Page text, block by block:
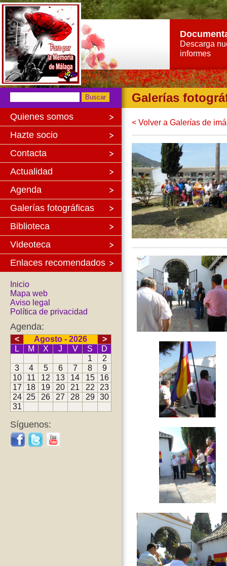
Descarga
informes
Quienes somos
Hazte socio
Contacta
Actualidad
Agenda
Galerías fotográficas
Biblioteca
Videoteca
Enlaces recomendados
Inicio
Mapa web
Aviso legal
Política de privacidad
Agenda:
< Agosto - 2026
>
L
M X J V S
D
1
2
3
4 5 6 7 8
9
10
11 12 13 14 15
16
17
18 19 20 21 22
23
24
25 26 27 28 29
30
31
Síguenos:
Galerías
< Volver a Galerías de